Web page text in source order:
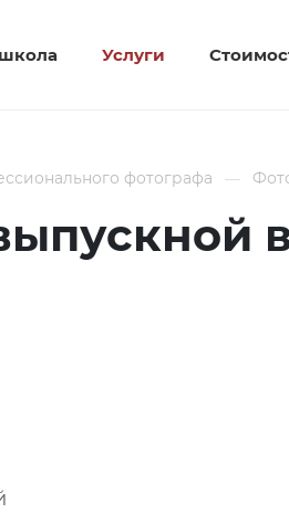
Услуги
фотографа